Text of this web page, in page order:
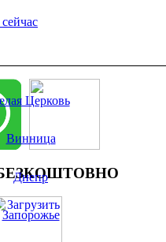
сейчас
Церковь
Винница
Днепр
Запорожье